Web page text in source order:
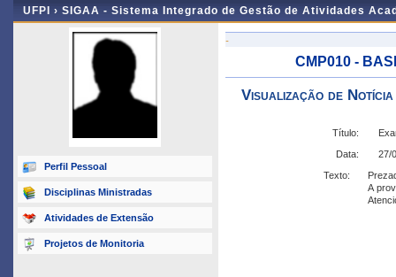
UFPI › SIGAA - Sistema Integrado de Gestão de Atividades
Perfil Pessoal
Disciplinas Ministradas
Atividades de Extensão
Projetos de Monitoria
-
CMP010 -
Visualização de Notícia
Título:
Data:
27/
Texto:
A